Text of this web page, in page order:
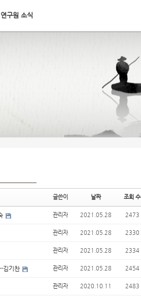
연구원 소식
글쓴이 날짜 조회 수
관리자 2021.05.28 2473
관리자 2021.05.28 2330
관리자 2021.05.28 2334
김기찬 관리자 2021.05.28 2454
관리자 2020.10.11 2483